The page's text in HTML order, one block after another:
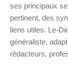
ses principaux
pertinent, des
liens utiles. Le-
généraliste,
rédacteurs,